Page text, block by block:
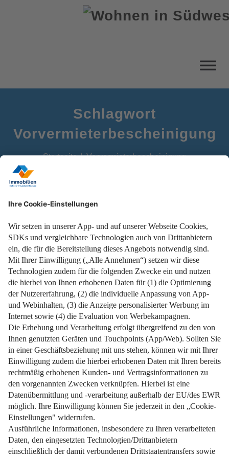
Schlagwort
Vorvermieterbescheinigung
Startseite Vorvermieterbescheinigung
Mietvertrag in Sicht? Diese Bescheinigung kann den
Unterschied machen.
Weiterlesen
Impressum Datenschutz Nutzungsbedingungen
Pflichtinformationen AGB Über uns Bildquellen
Barrierefreiheit Widerrufsformular